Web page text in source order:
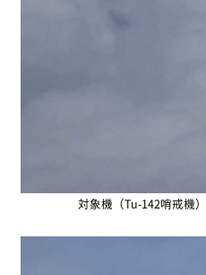
対象機（Tu-142哨戒機